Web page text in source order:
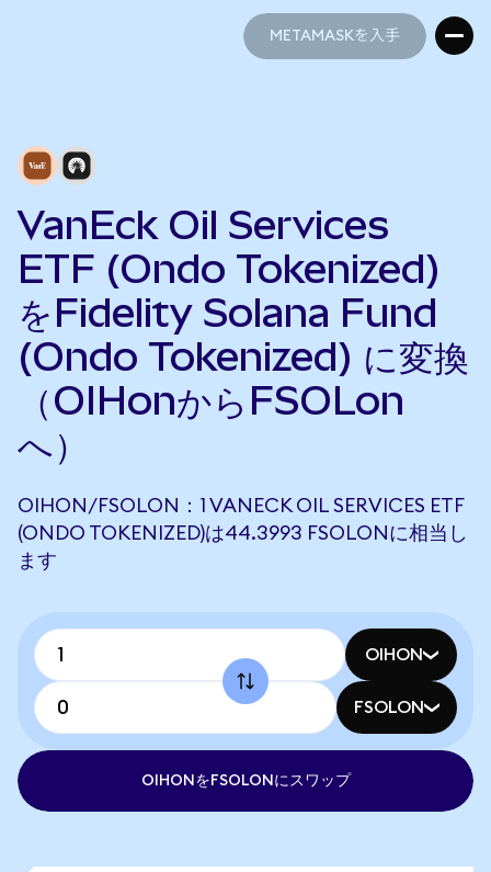
METAMASKを入手
VanEck Oil Services
ETF (Ondo Tokenized)
をFidelity Solana Fund
(Ondo Tokenized) に変換
（OIHonからFSOLon
へ）
OIHON/FSOLON：1 VANECK OIL SERVICES ETF
(ONDO TOKENIZED)は44.3993 FSOLONに相当し
ます
OIHON
FSOLON
OIHONをFSOLONにスワップ